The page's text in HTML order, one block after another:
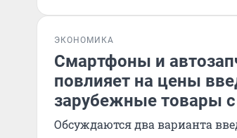
ЭКОНОМИКА
Смартфоны и
повлияет на цены
зарубежные товары
Обсуждаются два варианта